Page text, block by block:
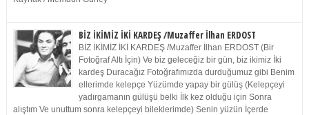
BİZ İKİMİZ İKİ KARDEŞ /Muzaffer İlhan ERDOST
BİZ İKİMİZ İKİ KARDEŞ /Muzaffer İlhan ERDOST (Bir
Fotoğraf Altı İçin) Ve biz geleceğiz bir gün, biz ikimiz İki
kardeş Duracağız Fotoğrafımızda durduğumuz gibi Benim
ellerimde kelepçe Yüzümde yapay bir gülüş (Kelepçeyi
yadırgamanın gülüşü belki İlk kez olduğu için Sonra
alıştım Ve unuttum sonra kelepçeyi bileklerimde) Senin yüzün İçerde